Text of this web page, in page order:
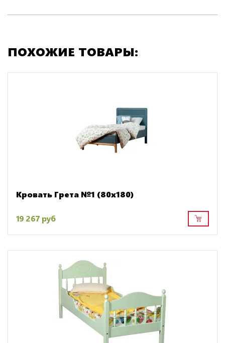
ПОХОЖИЕ ТОВАРЫ:
Кровать Грета №1 (80x180)
19 267 руб